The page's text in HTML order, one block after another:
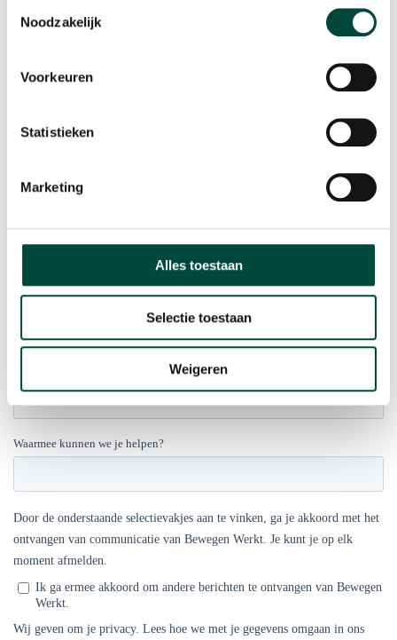
Noodzakelijk
Voorkeuren
Statistieken
Marketing
Alles toestaan
Selectie toestaan
Weigeren